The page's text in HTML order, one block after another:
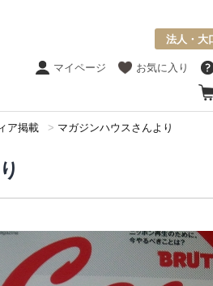
法人・大
マイページ お気に入り
ア掲載 > マガジンハウスさんより